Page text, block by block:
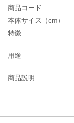
商品コード
本体サイズ（cm）
特徴
用途
商品説明